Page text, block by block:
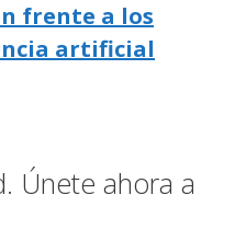
frente a los
artificial
Únete ahora a